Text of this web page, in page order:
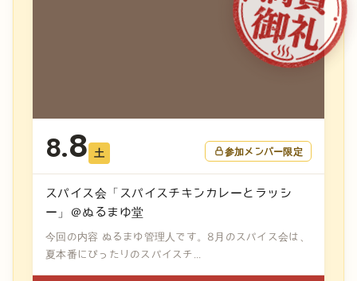
8.8 土 参加メンバー限定
スパイス会「スパイスチキンカレーとラッシ
ー」＠ぬるまゆ堂
今回の内容 ぬるまゆ管理人です。8月のスパイス会は、
夏本番にぴったりのスパイスチ...